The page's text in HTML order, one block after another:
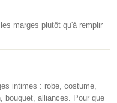
marges plutôt qu'à remplir
intimes : robe, costume,
bouquet, alliances. Pour que